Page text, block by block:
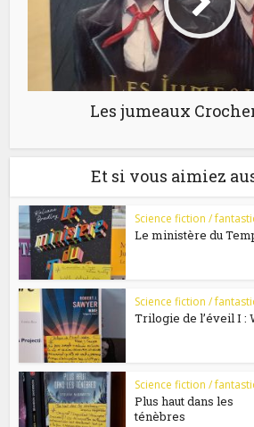
Les jumeaux
Et si vous aimiez
Science fiction /
Le ministère du
Science fiction /
Trilogie de l’éveil I :
Science fiction /
Plus haut dans les
ténèbres